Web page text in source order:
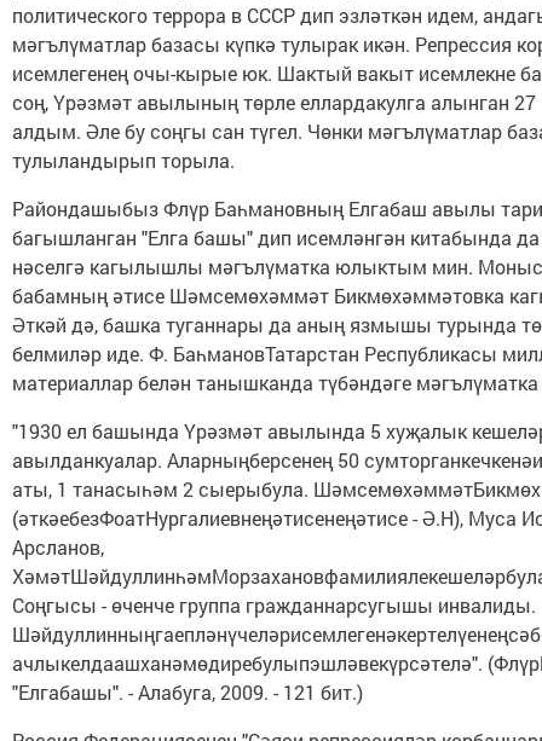
политического террора в СССР дип эзләткән идем,
мәгълүматлар базасы күпкә тулырак икән. Репрессия
исемлегенең очы-кырые юк. Шактый вакыт исемлекне
соң, Үрәзмәт авылының төрле еллардакулга алынган 27
алдым. Әле бу соңгы сан түгел. Чөнки мәгълүматлар
тулыландырып торыла.
Райондашыбыз Флүр Баһмановның Елгабаш авылы
багышланган "Елга башы" дип исемләнгән китабында да
нәселгә кагылышлы мәгълүматка юлыктым мин.
бабамның әтисе Шәмсемөхәммәт Бикмөхәммәтовка
Әткәй дә, башка туганнары да аның язмышы турында
белмиләр иде. Ф. БаһмановТатарстан Республикасы
материаллар белән танышканда түбәндәге мәгълүматка
"1930 ел башында Үрәзмәт авылында 5 хуҗалык
авылданкуалар. Аларныңберсенең 50
аты, 1 танасыһәм 2 сыерыбула.
(әткәебезФоатНургалиевнеңәтисенеңәтисе - Ә.Н), Муса
Арсланов,
Соңгысы - өченче группа гражданнарсугышы инвалиды.
ачлыкелдаашханәмөдиребулыпэшләвекүрсәтелә".
"Елгабашы". - Алабуга, 2009. - 121 бит.)